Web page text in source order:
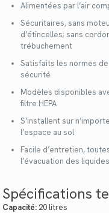
Alimentées par l’air
Sécuritaires, sans
d’étincelles; sans
trébuchement
Satisfaits les normes
sécurité
Modèles disponibles
filtre HEPA
S’installent sur
l’espace au sol
Facile d’entretien,
l’évacuation des liquides
Spécifications
Capacité:20 litres